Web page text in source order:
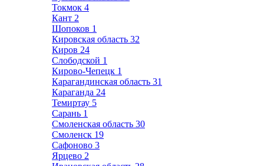
Токмок 4
Кант 2
Шопоков 1
Кировская область 32
Киров 24
Слободской 1
Кирово-Чепецк 1
Карагандинская область 31
Караганда 24
Темиртау 5
Сарань 1
Смоленская область 30
Смоленск 19
Сафоново 3
Ярцево 2